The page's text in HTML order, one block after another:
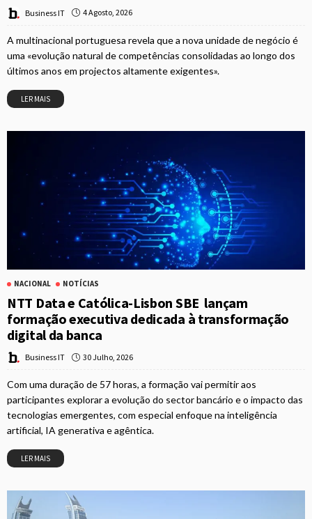
Business IT 4 Agosto, 2026
A multinacional portuguesa revela que a nova unidade de negócio é
uma «evolução natural de competências consolidadas ao longo dos
últimos anos em projectos altamente exigentes».
LER MAIS
NACIONAL NOTÍCIAS
NTT Data e Católica-Lisbon SBE lançam
formação executiva dedicada à transformação
digital da banca
Business IT 30 Julho, 2026
Com uma duração de 57 horas, a formação vai permitir aos
participantes explorar a evolução do sector bancário e o impacto das
tecnologias emergentes, com especial enfoque na inteligência
artificial, IA generativa e agêntica.
LER MAIS